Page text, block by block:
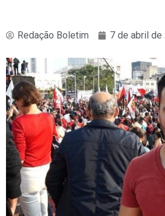
Redação Boletim 7 de abril de